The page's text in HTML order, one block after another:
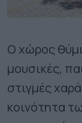
Ο χώρος
μουσικές,
στιγμές
κοινότητα